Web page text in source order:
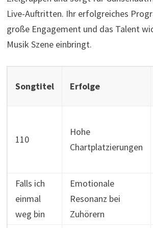
Live-Auftritten. Ihr erfolgreiches
große Engagement und das Talent
Musik Szene einbringt.
Songtitel Erfolge
110
Hohe
Chartplatzierungen
Falls ich
einmal
weg bin
Emotionale
Resonanz bei
Zuhörern